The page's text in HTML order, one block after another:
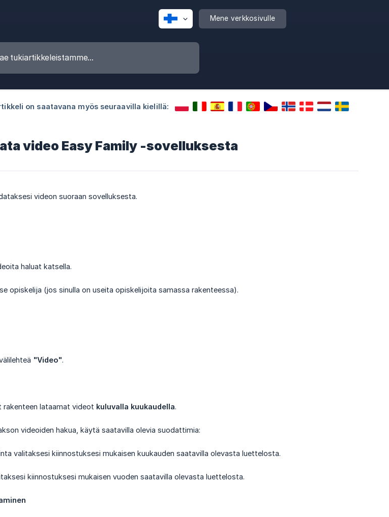
Mene verkkosivulle
on saatavana myös seuraavilla kielillä:
video Easy Family -sovelluksesta
videon suoraan sovelluksesta.
haluat katsella.
opiskelija (jos sinulla on useita opiskelijoita samassa rakenteessa).
"Video".
rakenteen lataamat videot kuluvalla kuukaudella.
videoiden hakua, käytä saatavilla olevia suodattimia:
valitaksesi kiinnostuksesi mukaisen kuukauden saatavilla olevasta luettelosta.
kiinnostuksesi mukaisen vuoden saatavilla olevasta luettelosta.